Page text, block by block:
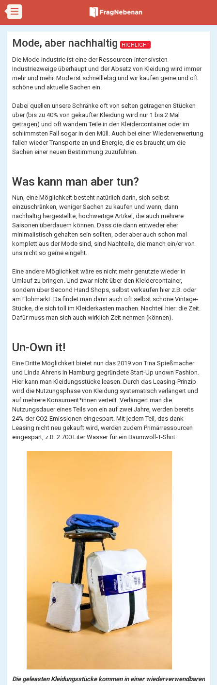
Mode, aber nachhaltig HIGHLIGHT
Die Mode-Industrie ist eine der Ressourcen-intensivsten
Industriezweige überhaupt und der Absatz von Kleidung wird immer
mehr und mehr. Mode ist schnelllebig und wir kaufen gerne und oft
schöne und aktuelle Sachen ein.
Dabei quellen unsere Schränke oft von selten getragenen Stücken
über (bis zu 40% von gekaufter Kleidung wird nur 1 bis 2 Mal
getragen) und oft wandern Teile in den Kleidercontainer oder im
schlimmsten Fall sogar in den Müll. Auch bei einer Wiederverwertung
fallen wieder Transporte an und Energie, die es braucht um die
Sachen einer neuen Bestimmung zuzuführen.
Was kann man aber tun?
Nun, eine Möglichkeit besteht natürlich darin, sich selbst
einzuschränken, weniger Sachen zu kaufen und wenn, dann
nachhaltig hergestellte, hochwertige Artikel, die auch mehrere
Saisonen überdauern können. Dass die dann entweder eher
minimalistisch gehalten sein sollten, oder aber auch schon mal
komplett aus der Mode sind, sind Nachteile, die manch ein/er von
uns nicht so gerne eingeht.
Eine andere Möglichkeit wäre es nicht mehr genutzte wieder in
Umlauf zu bringen. Und zwar nicht über den Kleidercontainer,
sondern über Second Hand Shops, selbst verkaufen hier z.B. oder
am Flohmarkt. Da findet man dann auch oft selbst schöne Vintage-
Stücke, die sich toll im Kleiderkasten machen. Nachteil hier: die Zeit.
Dafür muss man sich auch wirklich Zeit nehmen (können).
Un-Own it!
Eine Dritte Möglichkeit bietet nun das 2019 von Tina Spießmacher
und Linda Ahrens in Hamburg gegründete Start-Up unown Fashion.
Hier kann man Kleidungsstücke leasen. Durch das Leasing-Prinzip
wird die Nutzungsphase von Kleidung systematisch verlängert und
auf mehrere Konsument*innen verteilt. Verlängert man die
Nutzungsdauer eines Teils von ein auf zwei Jahre, werden bereits
24% der CO2-Emissionen eingespart. Mit jedem Teil, das dank
Leasing nicht neu gekauft wird, werden zudem Primärressourcen
eingespart, z.B. 2.700 Liter Wasser für ein Baumwoll-T-Shirt.
Die geleasten Kleidungsstücke kommen in einer wiederverwendbaren